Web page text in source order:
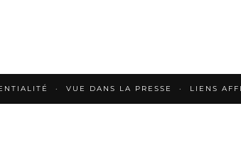
VUE DANS LA PRESSE LIENS